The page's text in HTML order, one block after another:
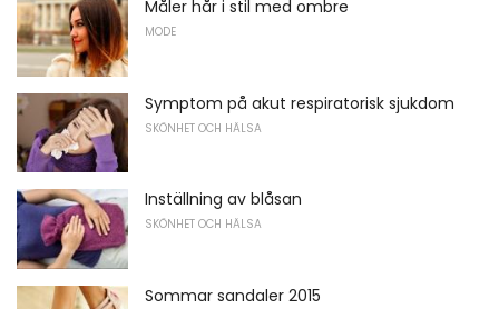
Måler hår i stil med ombre
MODE
Symptom på akut respiratorisk sjukdom
SKÖNHET OCH HÄLSA
Inställning av blåsan
SKÖNHET OCH HÄLSA
Sommar sandaler 2015